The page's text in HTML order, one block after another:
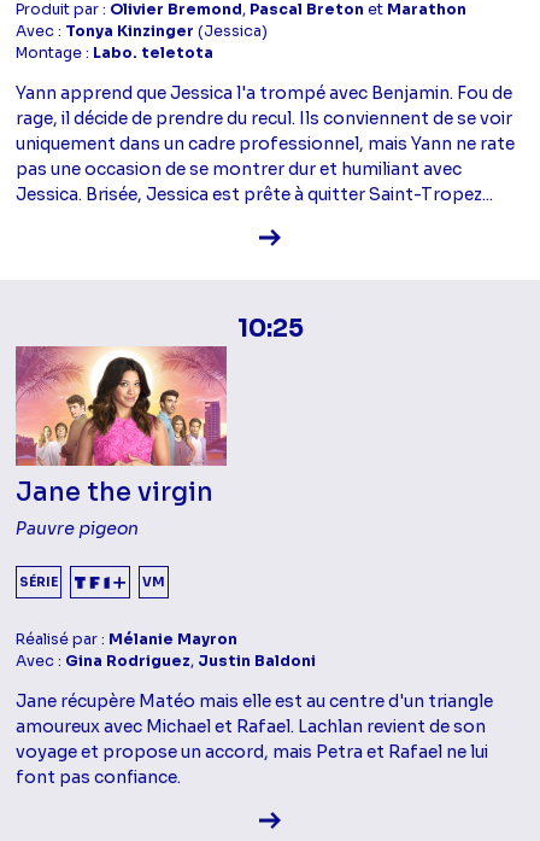
Produit par : Olivier Bremond, Pascal Breton et Marathon
Avec : Tonya Kinzinger (Jessica)
Montage : Labo. teletota
Yann apprend que Jessica l'a trompé avec Benjamin. Fou de
rage, il décide de prendre du recul. Ils conviennent de se voir
uniquement dans un cadre professionnel, mais Yann ne rate
pas une occasion de se montrer dur et humiliant avec
Jessica. Brisée, Jessica est prête à quitter Saint-Tropez...
Voir la fiche diffusion
10:25
Jane the virgin
Pauvre pigeon
SÉRIE VM
Réalisé par : Mélanie Mayron
Avec : Gina Rodriguez, Justin Baldoni
Jane récupère Matéo mais elle est au centre d'un triangle
amoureux avec Michael et Rafael. Lachlan revient de son
voyage et propose un accord, mais Petra et Rafael ne lui
font pas confiance.
Voir la fiche diffusion